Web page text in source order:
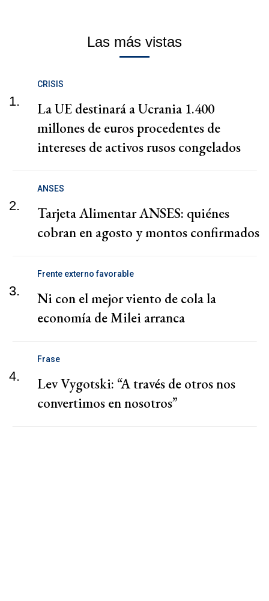
Las más vistas
1.
CRISIS
La UE destinará a Ucrania 1.400
millones de euros procedentes de
intereses de activos rusos congelados
2.
ANSES
Tarjeta Alimentar ANSES: quiénes
cobran en agosto y montos confirmados
3.
Frente externo favorable
Ni con el mejor viento de cola la
economía de Milei arranca
4.
Frase
Lev Vygotski: “A través de otros nos
convertimos en nosotros”